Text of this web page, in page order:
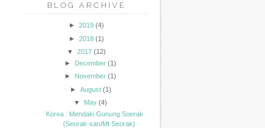
BLOG ARCHIVE
► 2019 (4)
► 2018 (1)
▼
2017 (12)
► December (1)
► November (1)
► August (1)
▼
May (4)
Korea : Mendaki Gunung Soerak
(Seorak-san/Mt Seorak)